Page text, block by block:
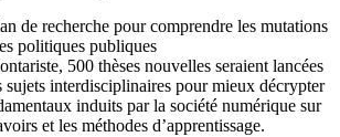
de recherche pour comprendre les mutations
politiques publiques
500 thèses nouvelles seraient lancées
sujets interdisciplinaires pour mieux décrypter
induits par la société numérique sur
et les méthodes d’apprentissage.